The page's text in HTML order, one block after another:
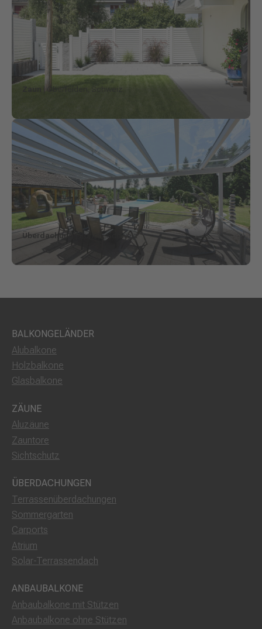
Zaun | Oberfelden, Schweiz
Überdachung| Zürich, Schweiz
BALKONGELÄNDER
Alubalkone
Holzbalkone
Glasbalkone
ZÄUNE
Aluzäune
Zauntore
Sichtschutz
ÜBERDACHUNGEN
Terrassenüberdachungen
Sommergarten
Carports
Atrium
Solar-Terrassendach
ANBAUBALKONE
Anbaubalkone mit Stützen
Anbaubalkone ohne Stützen